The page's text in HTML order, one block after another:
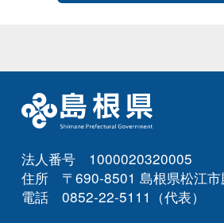
法人番号 1000020320005
住所 〒690-8501 島根県松江市
電話 0852-22-5111（代表）